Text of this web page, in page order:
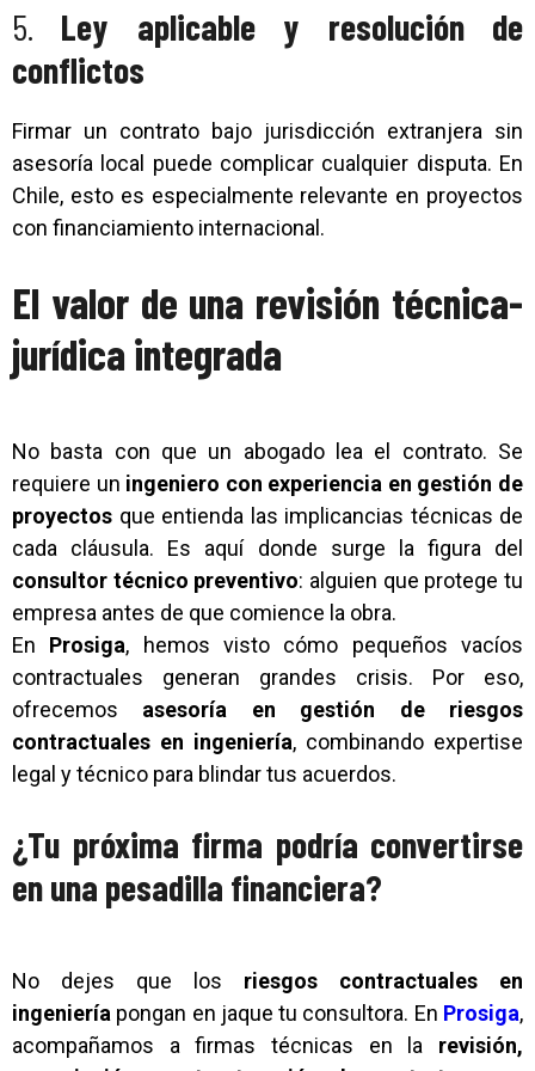
5. Ley aplicable y resolución de
conflictos
Firmar un contrato bajo jurisdicción extranjera sin
asesoría local puede complicar cualquier disputa. En
Chile, esto es especialmente relevante en proyectos
con financiamiento internacional.
El valor de una revisión técnica-
jurídica integrada
No basta con que un abogado lea el contrato. Se
requiere un ingeniero con experiencia en gestión de
proyectos que entienda las implicancias técnicas de
cada cláusula. Es aquí donde surge la figura del
consultor técnico preventivo: alguien que protege tu
empresa antes de que comience la obra.
En Prosiga, hemos visto cómo pequeños vacíos
contractuales generan grandes crisis. Por eso,
ofrecemos asesoría en gestión de riesgos
contractuales en ingeniería, combinando expertise
legal y técnico para blindar tus acuerdos.
¿Tu próxima firma podría convertirse
en una pesadilla financiera?
No dejes que los riesgos contractuales en
ingeniería pongan en jaque tu consultora. En Prosiga,
acompañamos a firmas técnicas en la revisión,